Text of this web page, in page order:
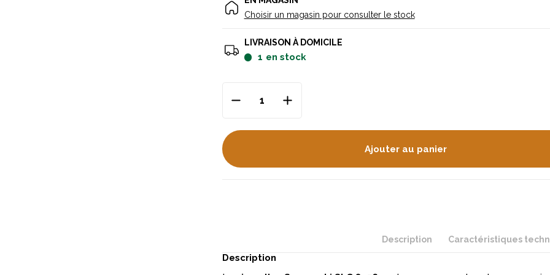
Choisir un magasin pour consulter le stock
LIVRAISON À DOMICILE
1 en stock
Ajouter au panier
Description Caractéristiques
Description